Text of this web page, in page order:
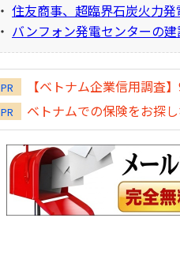
・ 住友商事、超臨界石炭火力
・ バンフォン発電センターの
PR 【ベトナム企業信用調査
PR ベトナムでの保険をお探